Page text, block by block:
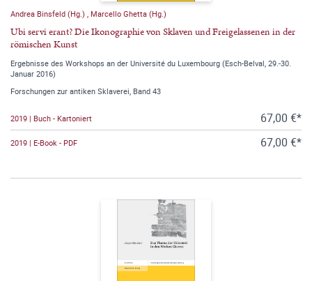
Andrea Binsfeld (Hg.) , Marcello Ghetta (Hg.)
Ubi servi erant? Die Ikonographie von Sklaven und Freigelassenen in der
römischen Kunst
Ergebnisse des Workshops an der Université du Luxembourg (Esch-Belval, 29.-30.
Januar 2016)
Forschungen zur antiken Sklaverei, Band 43
2019 | Buch - Kartoniert 67,00 €*
2019 | E-Book - PDF 67,00 €*